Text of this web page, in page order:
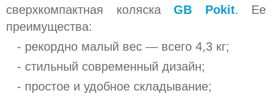
сверхкомпактная коляска GB Pokit. Ее
преимущества:
- рекордно малый вес — всего 4,3 кг;
- стильный современный дизайн;
- простое и удобное складывание;